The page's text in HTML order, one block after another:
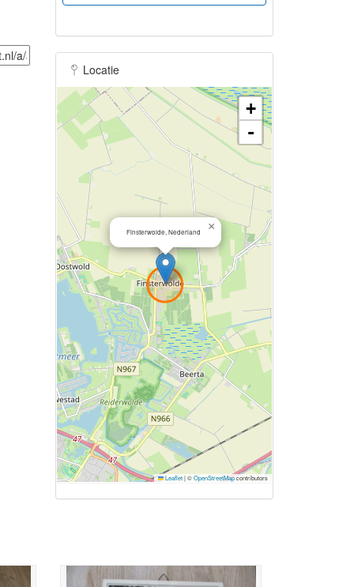
Locatie
Finsterwolde, Nederland ×
+
-
Leaflet|©OpenStreetMapcontributors